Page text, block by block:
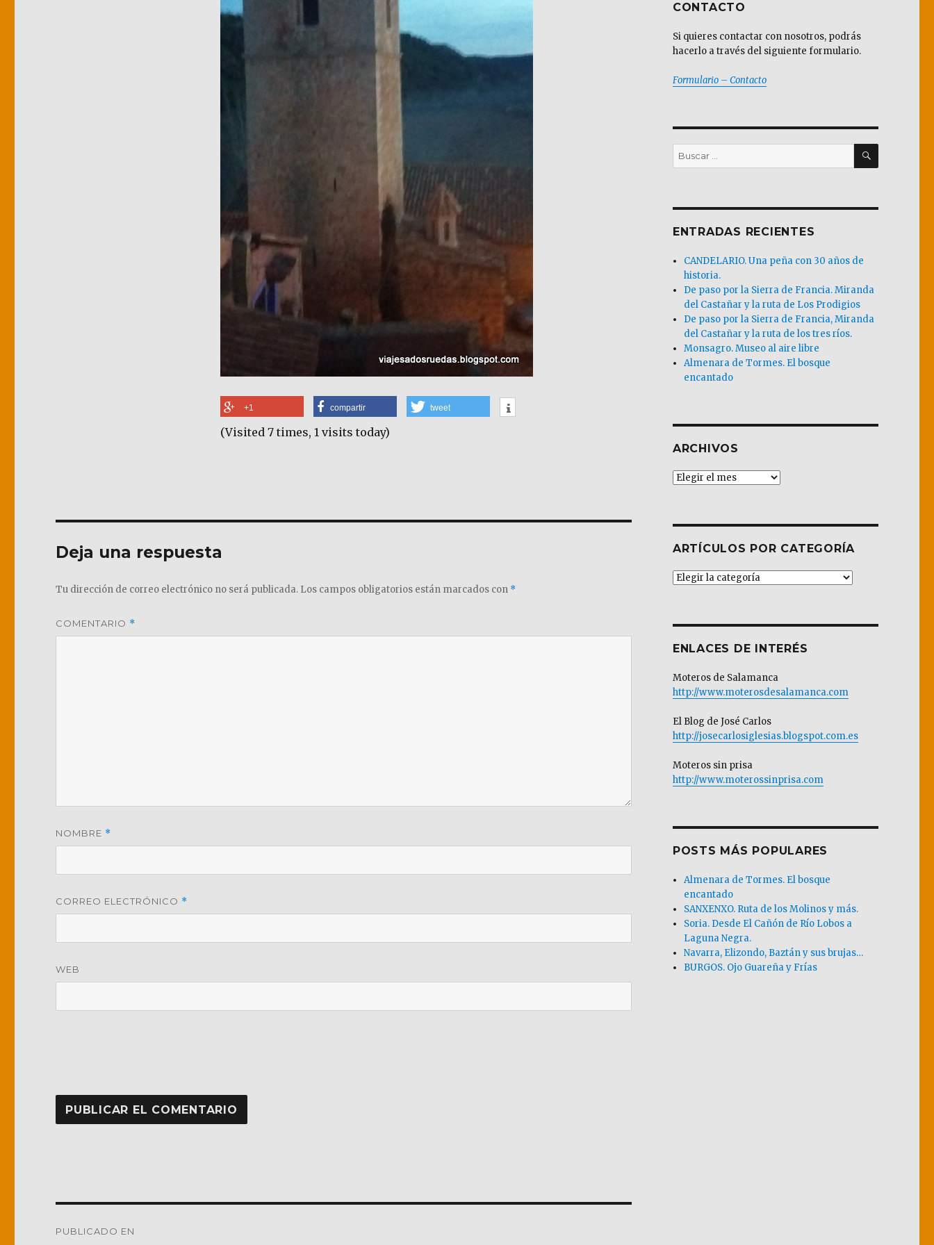
+1 compartir tweet
(Visited 7 times, 1 visits today)
Deja una respuesta
Tu dirección de correo electrónico no será publicada. Los campos obligatorios están marcados con *
COMENTARIO *
NOMBRE *
CORREO ELECTRÓNICO *
WEB
PUBLICADO EN
CONTACTO
Si quieres contactar con nosotros, podrás
hacerlo a través del siguiente formulario.
Formulario – Contacto
Buscar
por:
BUSCAR
ENTRADAS RECIENTES
CANDELARIO. Una peña con 30 años de
historia.
De paso por la Sierra de Francia. Miranda
del Castañar y la ruta de Los Prodigios
De paso por la Sierra de Francia, Miranda
del Castañar y la ruta de los tres ríos.
Monsagro. Museo al aire libre
Almenara de Tormes. El bosque
encantado
ARCHIVOS
Archivos
ARTÍCULOS POR CATEGORÍA
Artículos
ENLACES DE INTERÉS
Moteros de Salamanca
http://www.moterosdesalamanca.com
El Blog de José Carlos
http://josecarlosiglesias.blogspot.com.es
Moteros sin prisa
http://www.moterossinprisa.com
POSTS MÁS POPULARES
Almenara de Tormes. El bosque
encantado
SANXENXO. Ruta de los Molinos y más.
Soria. Desde El Cañón de Río Lobos a
Laguna Negra.
Navarra, Elizondo, Baztán y sus brujas…
BURGOS. Ojo Guareña y Frías